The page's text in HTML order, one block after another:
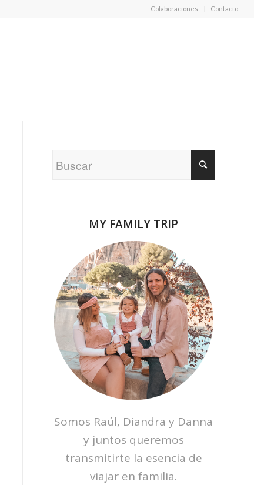
Colaboraciones Contacto
MY FAMILY TRIP
Somos Raúl, Diandra y Danna
y juntos queremos
transmitirte la esencia de
viajar en familia.